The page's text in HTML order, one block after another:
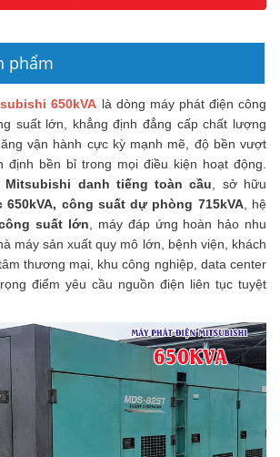
phẩm
650kVA là dòng máy phát điện công
suất lớn, khẳng định đẳng cấp chất lượng
vận hành cực kỳ mạnh mẽ, độ bền vượt
định bền bỉ trong mọi điều kiện hoạt động.
danh tiếng toàn cầu, sở hữu
công suất dự phòng 715kVA, hệ
suất lớn, máy đáp ứng hoàn hảo nhu
máy sản xuất quy mô lớn, bệnh viện, khách
thương mại, khu công nghiệp, data center
điểm yêu cầu nguồn điện liên tục tuyệt